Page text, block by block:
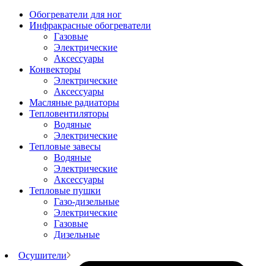
Обогреватели для ног
Инфракрасные обогреватели
Газовые
Электрические
Аксессуары
Конвекторы
Электрические
Аксессуары
Масляные радиаторы
Тепловентиляторы
Водяные
Электрические
Тепловые завесы
Водяные
Электрические
Аксессуары
Тепловые пушки
Газо-дизельные
Электрические
Газовые
Дизельные
Осушители